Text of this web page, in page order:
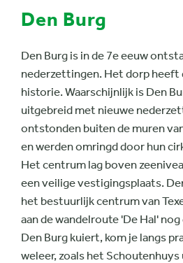
Den Burg
Den Burg is in de 7e eeuw
nederzettingen. Het dorp heeft
historie. Waarschijnlijk is Den
uitgebreid met nieuwe
ontstonden buiten de muren
en werden omringd door hun
Het centrum lag boven
een veilige vestigingsplaats.
het bestuurlijk centrum van
aan de wandelroute 'De Hal'
Den Burg kuiert, kom je langs
weleer, zoals het Schoutenhuys